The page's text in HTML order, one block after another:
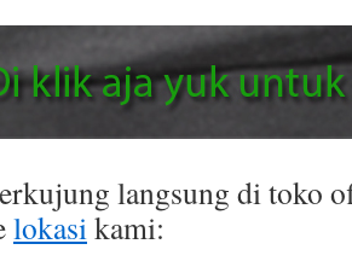
langsung di toko
lokasi kami: